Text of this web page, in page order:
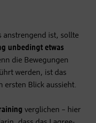
anstrengend ist, sollte
unbedingt etwas
die Bewegungen
werden, ist das
ersten Blick aussieht.
verglichen – hier